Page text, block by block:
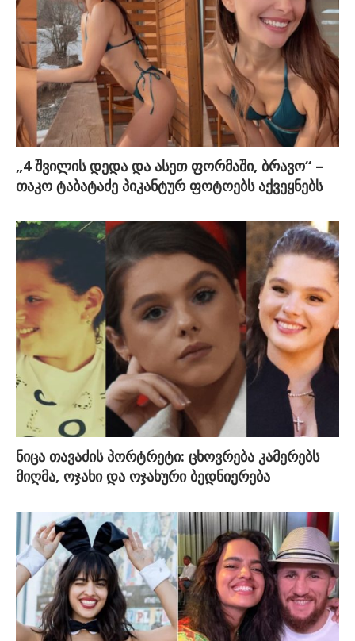
„4 შვილის დედა და ასეთ ფორმაში, ბრავო“ –
თაკო ტაბატაძე პიკანტურ ფოტოებს აქვეყნებს
ნიცა თავაძის პორტრეტი: ცხოვრება კამერებს
მიღმა, ოჯახი და ოჯახური ბედნიერება